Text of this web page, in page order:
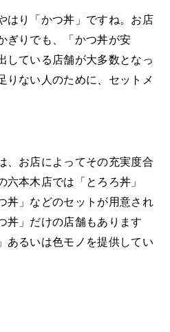
はり「かつ丼」ですね。お店
ぎりでも、「かつ丼が安
している店舗が大多数となっ
りない人のために、セットメ
、お店によってその充実度合
本木店では「とろろ丼」
丼」などのセットが用意され
丼」だけの店舗もあります
あるいは色モノを提供してい